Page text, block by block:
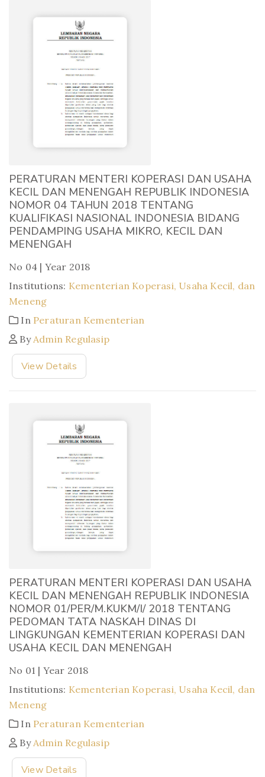
PERATURAN MENTERI KOPERASI DAN USAHA
KECIL DAN MENENGAH REPUBLIK INDONESIA
NOMOR 04 TAHUN 2018 TENTANG
KUALIFIKASI NASIONAL INDONESIA BIDANG
PENDAMPING USAHA MIKRO, KECIL DAN
MENENGAH
No 04 | Year 2018
Institutions: Kementerian Koperasi, Usaha Kecil, dan
Meneng
In Peraturan Kementerian
By Admin Regulasip
View Details
PERATURAN MENTERI KOPERASI DAN USAHA
KECIL DAN MENENGAH REPUBLIK INDONESIA
NOMOR 01/PER/M.KUKM/I/ 2018 TENTANG
PEDOMAN TATA NASKAH DINAS DI
LINGKUNGAN KEMENTERIAN KOPERASI DAN
USAHA KECIL DAN MENENGAH
No 01 | Year 2018
Institutions: Kementerian Koperasi, Usaha Kecil, dan
Meneng
In Peraturan Kementerian
By Admin Regulasip
View Details